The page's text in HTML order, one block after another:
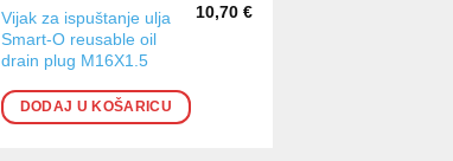
Vijak za ispuštanje ulja
Smart-O reusable oil
drain plug M16X1.5
10,70 €
DODAJ U KOŠARICU